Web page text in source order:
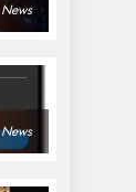
News
News